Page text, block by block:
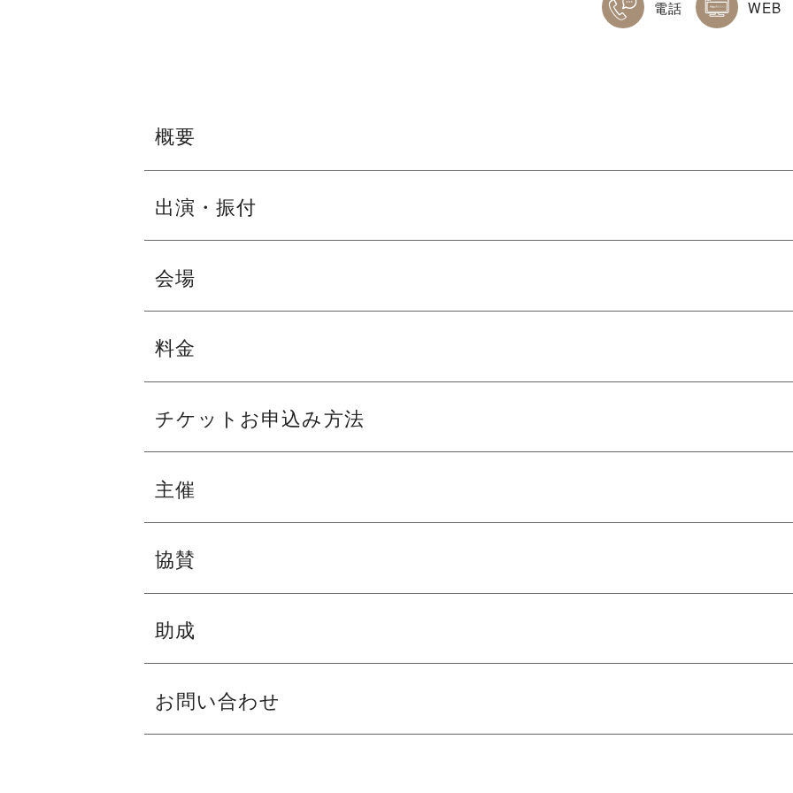
電話 WEB
概要
堺市・近隣の高校ダンス部が集結！
ツナグをテーマに各校それぞれの想いをつなぎ、熱いパフォーマンスをお届けします！！
「バブリーダンス」で高校生のカリスマ的存在になった振付師akaneによる振付で踊る出演校代表者総
巻！
出演・振付
出演校
大阪商業大学堺高等学校／鳳高等学校／香ヶ丘リベルテ高等学校／金岡高等学校
堺西高等学校／堺リベラル高等学校／精華高等学校／泉陽高等学校
帝塚山学院泉ヶ丘高等学校／登美丘高等学校／羽衣学園高等学校
初芝立命館高等学校／東百舌鳥高等学校
（五十音順・出演順ではございません）
HOT 100（日曜日12:00-15:00）」
会場
フェニーチェ堺 大ホール
料金
無料 【全指定席】
ファミリーマート決済の方はファミポート引取(手数料\110/1枚)
＊未就学児のご入場はご遠慮ください。
＊本番中、許可のない撮影および録音（カメラ／携帯／スマートフォン／タブレットなどの撮影行為）
チケットお申込み方法
sacayメイトＷＥＢ
堺市文化振興財団
チケットセンター
※1申込につき4名様まで
※窓口での受付はありません
主催
フェニーチェ堺
協賛
個別指導アップ学習会
助成
文化庁文化芸術振興費補助金（劇場・音楽堂等活性化・ネットワーク強化事業）｜独立行政法人日本芸
お問い合わせ